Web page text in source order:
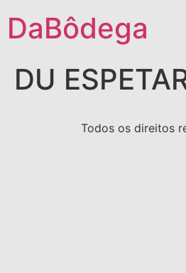
DaBôdega
DU
Todos os direitos